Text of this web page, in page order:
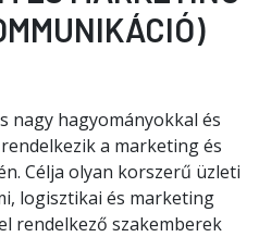
nagy hagyományokkal és
a marketing és
Célja olyan korszerű üzleti
logisztikai és marketing
rendelkező szakemberek